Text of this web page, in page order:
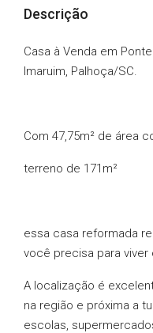
Descrição
Casa à Venda em
Imaruim, Palhoça/SC.
Com 47,75m² de área
terreno de 171m²
essa casa reformada
você precisa para
A localização é
na região e próxima a
escolas,